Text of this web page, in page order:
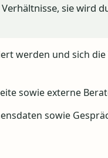
sie wird
werden und sich
sowie externe
sowie